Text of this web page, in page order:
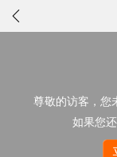
尊敬的访客，您
如果您
正在播放：《寡人
作者/执教老师：
潘明
12-10